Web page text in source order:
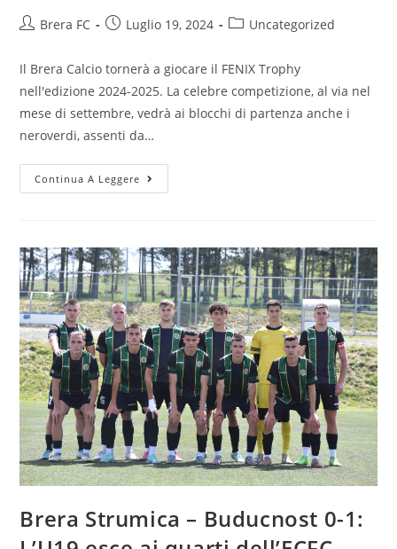
Brera FC Luglio 19, 2024 Uncategorized
Il Brera Calcio tornerà a giocare il FENIX Trophy
nell'edizione 2024-2025. La celebre competizione, al via nel
mese di settembre, vedrà ai blocchi di partenza anche i
neroverdi, assenti da…
Continua A Leggere
Brera Strumica – Buducnost 0-1: